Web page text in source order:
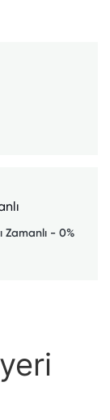
Zamanlı - 0%